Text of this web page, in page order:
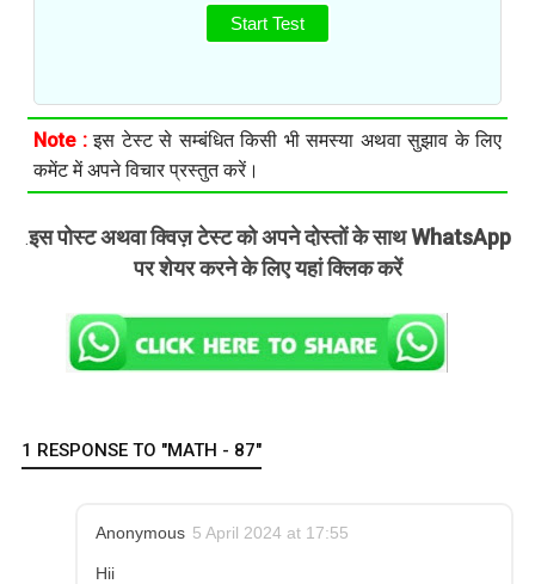
Start Test
Note :इस टेस्ट से सम्बंधित किसी भी समस्या अथवा सुझाव के लिए
कमेंट में अपने विचार प्रस्तुत करें।
.इस पोस्ट अथवा क्विज़ टेस्ट को अपने दोस्तों के साथ WhatsApp
पर शेयर करने के लिए यहां क्लिक करें
1 RESPONSE TO "MATH - 87"
Anonymous 5 April 2024 at 17:55
Hii